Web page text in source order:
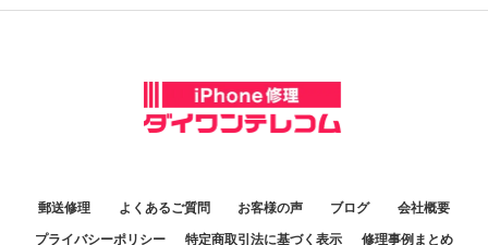
郵送修理 よくあるご質問 お客様の声 ブログ 会社概要
プライバシーポリシー 特定商取引法に基づく表示 修理事例まとめ